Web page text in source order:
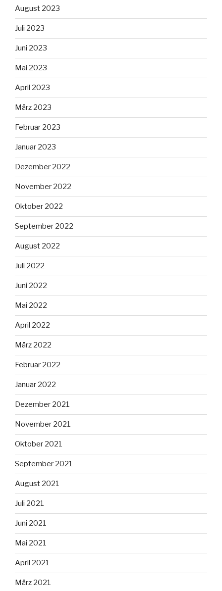
August 2023
Juli 2023
Juni 2023
Mai 2023
April 2023
März 2023
Februar 2023
Januar 2023
Dezember 2022
November 2022
Oktober 2022
September 2022
August 2022
Juli 2022
Juni 2022
Mai 2022
April 2022
März 2022
Februar 2022
Januar 2022
Dezember 2021
November 2021
Oktober 2021
September 2021
August 2021
Juli 2021
Juni 2021
Mai 2021
April 2021
März 2021